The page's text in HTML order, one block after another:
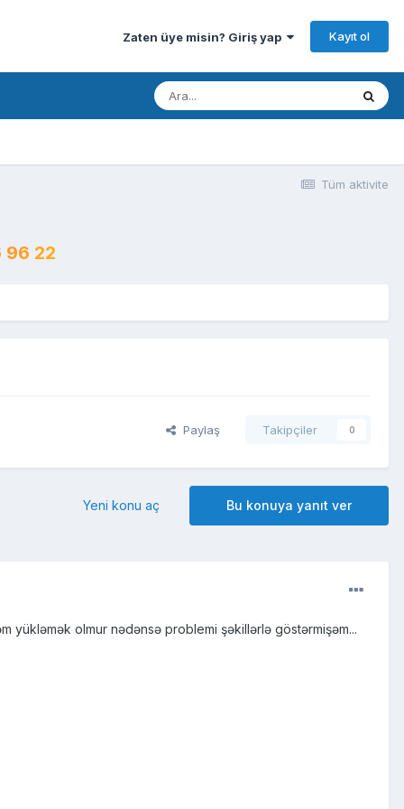
Zaten üye misin? Giriş yap Kayıt ol
Tüm aktivite
96 22
Paylaş Takipçiler 0
Bu konuya yanıt ver
Yeni konu aç
yükləmək olmur nədənsə problemi şəkillərlə göstərmişəm...